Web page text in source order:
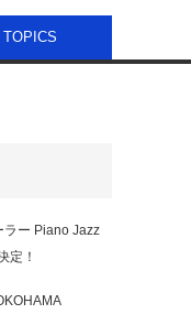
TOPICS
ラー Piano Jazz
定！